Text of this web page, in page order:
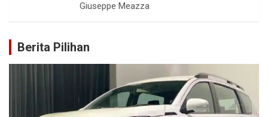
Giuseppe Meazza
Berita Pilihan